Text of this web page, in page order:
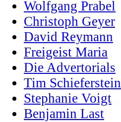
Wolfgang Prabel
Christoph Geyer
David Reymann
Freigeist Maria
Die Advertorials
Tim Schieferstein
Stephanie Voigt
Benjamin Last